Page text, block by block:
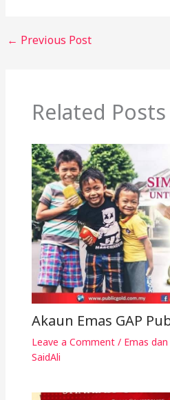
← Previous Post
Related Posts
Akaun Emas GAP
Leave a Comment / Emas
SaidAli